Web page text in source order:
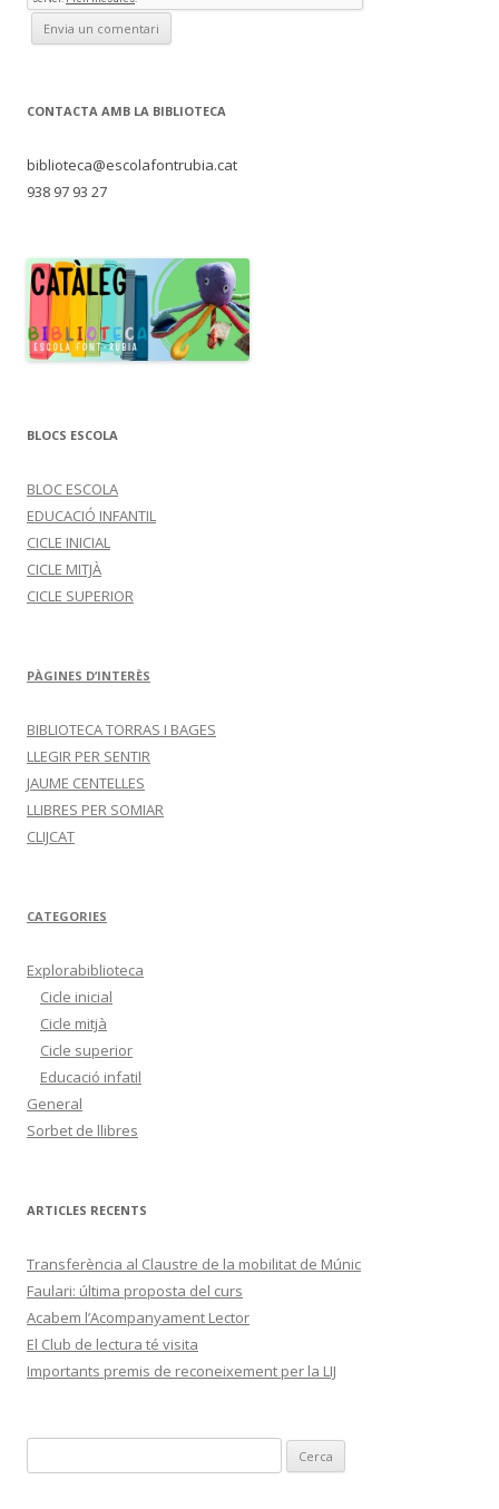
CONTACTA AMB LA BIBLIOTECA
biblioteca@escolafontrubia.cat
938 97 93 27
BLOCS ESCOLA
BLOC ESCOLA
EDUCACIÓ INFANTIL
CICLE INICIAL
CICLE MITJÀ
CICLE SUPERIOR
PÀGINES D’INTERÈS
BIBLIOTECA TORRAS I BAGES
LLEGIR PER SENTIR
JAUME CENTELLES
LLIBRES PER SOMIAR
CLIJCAT
CATEGORIES
Explorabiblioteca
Cicle inicial
Cicle mitjà
Cicle superior
Educació infatil
General
Sorbet de llibres
ARTICLES RECENTS
Transferència al Claustre de la mobilitat de Múnic
Faulari: última proposta del curs
Acabem l’Acompanyament Lector
El Club de lectura té visita
Importants premis de reconeixement per la LIJ
e